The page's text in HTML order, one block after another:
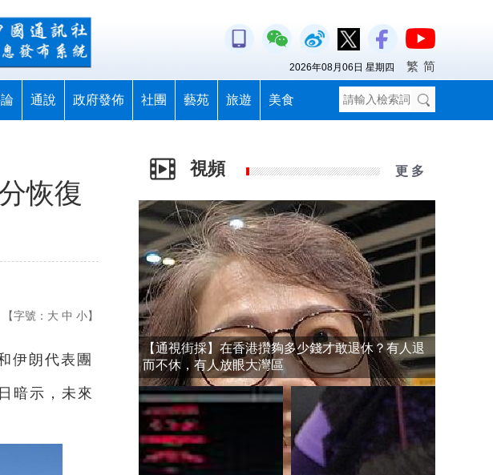
通說 政府發佈 社團 藝苑 旅遊 美食
2026年08月06日 星期四 繁 简
恢復
【字號： 大 中 小】
伊朗代表團
暗示，未來
視頻 更 多
【通視街採】在香港攢夠多少錢才敢退休？有人退
而不休，有人放眼大灣區